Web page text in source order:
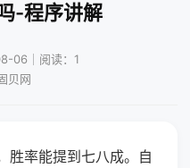
-程序讲解
06｜阅读：1
贝网
胜率能提到七八成。自